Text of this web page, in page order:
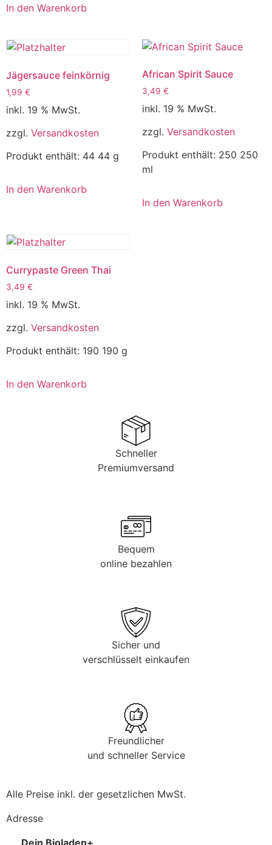
In den Warenkorb
Jägersauce feinkörnig
1,99 €
inkl. 19 % MwSt.
zzgl. Versandkosten
Produkt enthält: 44 44 g
In den Warenkorb
African Spirit Sauce
3,49 €
inkl. 19 % MwSt.
zzgl. Versandkosten
Produkt enthält: 250 250
ml
In den Warenkorb
Currypaste Green Thai
3,49 €
inkl. 19 % MwSt.
zzgl. Versandkosten
Produkt enthält: 190 190 g
In den Warenkorb
Schneller
Premiumversand
Bequem
online bezahlen
Sicher und
verschlüsselt einkaufen
Freundlicher
und schneller Service
Alle Preise inkl. der gesetzlichen MwSt.
Adresse
Dein Bioladen+